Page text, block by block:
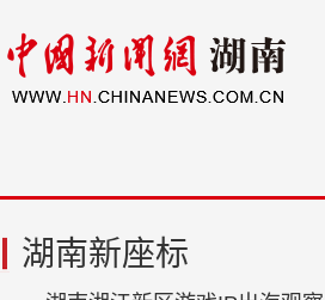
湖南新座标